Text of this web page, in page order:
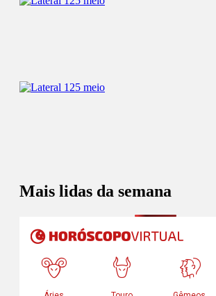
Mais lidas da semana